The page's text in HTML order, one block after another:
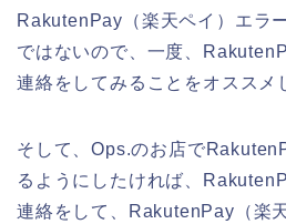
RakutenPay（楽天ペイ）エラ
ではないので、一度、
連絡をしてみることをオススメ
そして、Ops.のお店で
るようにしたければ、
連絡をして、RakutenPay（楽